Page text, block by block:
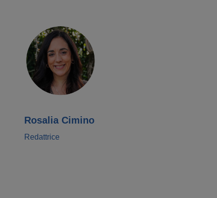
Rosalia Cimino
Redattrice